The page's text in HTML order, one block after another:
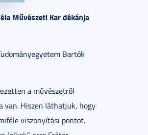
Művészeti Kar dékánja
Bartók
a művészetről
van. Hiszen láthatjuk, hogy
viszonyítási pontot.